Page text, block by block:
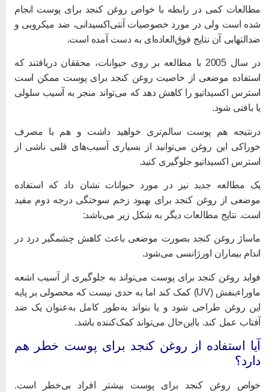
کمی در رابطه با خواص روغن کنجد برای پوست انجام
است ولی در مورد خصوصیات آنتی‌اکسیدانی، ضد میکروبی و
آن نتایج فوق‌العاده‌ای به دست آمده است.
در سال 2005 با مطالعه بر روی حیوانات، محققان دریافتند که
موضعی از خاصیت روغن کنجد برای پوست ممکن است
اکسیداتیو را کاهش دهد که می‌تواند منجر به آسیب سلولی
بافتی شود.
هم پوست سالم‌تری خواهید داشت و هم با مصرف
این روغن می‌توانید از بسیاری آسیب‌های قلبی ناشی از
اکسیداتیو جلوگیری کنید.
مطالعه جدید نیز در مورد حیوانات نشان داد که استفاده
از روغن کنجد برای بهبود زخم سوختگی درجه دوم مفید
نتایج مطالعات دیگر به شکل زیر می‌باشد:
روغن کنجد بصورت موضعی باعث کاهش چشمگیر درد در
بیماران اورژانسی می‌شود.
روغن کنجد برای پوست می‌تواند به جلوگیری از آسیب اشعه
ماوراءبنفش (UV) کمک کند اما به حدی نیست که محصولی بر پایه
روغن طراحی شود و یا بتواند به‌طور کامل به‌عنوان یک ضد
عمل کند. بااین‌حال می‌تواند کمک‌کننده باشد.
استفاده از روغن کنجد برای پوست خطر هم
روغن کنجد برای پوست بیشتر افراد بی‌خطر است.